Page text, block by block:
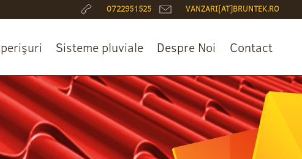
0722951525 VANZARI[AT]BRUNTEK.RO
Sisteme pluviale Despre Noi Contact